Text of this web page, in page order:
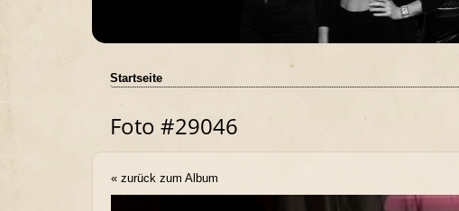
Startseite
Foto #29046
« zurück zum Album